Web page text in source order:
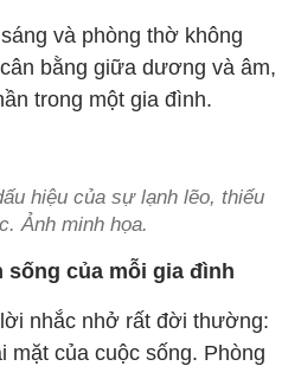
và phòng thờ không
bằng giữa dương và âm,
trong một gia đình.
hiệu của sự lạnh lẽo, thiếu
Ảnh minh họa.
sống của mỗi gia đình
nhắc nhở rất đời thường:
mặt của cuộc sống. Phòng